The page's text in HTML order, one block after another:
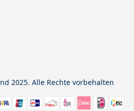
2025. Alle Rechte vorbehalten